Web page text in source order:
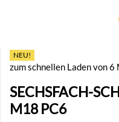
NEU!
zum schnellen Laden von
SECHSFACH-
M18 PC6